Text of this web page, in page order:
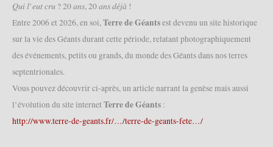
𝑄𝑢𝑖 𝑙’𝑒𝑢𝑡 𝑐𝑟𝑢 ? 20 𝑎𝑛𝑠, 20 𝑎𝑛𝑠 𝑑𝑒́𝑗𝑎̀ !
Entre 2006 et 2026, en soi,Terre de Géantsest devenu un site historique
sur la vie des Géants durant cette période, relatant photographiquement
des événements, petits ou grands, du monde des Géants dans nos terres
septentrionales.
Vous pouvez découvrir ci-après, un article narrant la genèse mais aussi
l’évolution du site internet Terre de Géants :
http://www.terre-de-geants.fr/…/terre-de-geants-fete…/